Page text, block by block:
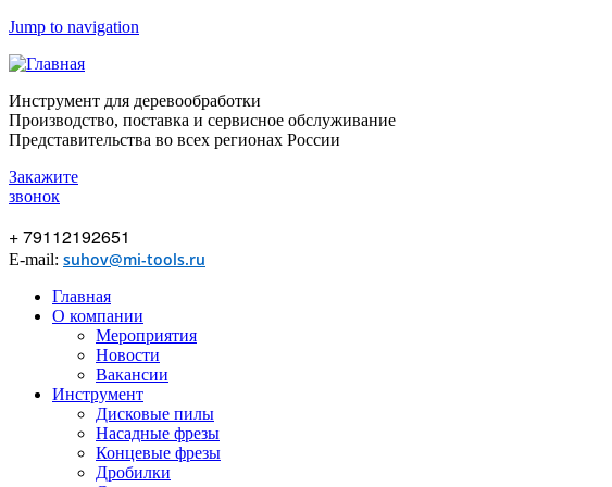
Jump to navigation
Инструмент для деревообработки
Производство, поставка и сервисное обслуживание
Представительства во всех регионах России
Закажите
звонок
+ 79112192651
E-mail: suhov@mi-tools.ru
Главная
О компании
Мероприятия
Новости
Вакансии
Инструмент
Дисковые пилы
Насадные фрезы
Концевые фрезы
Дробилки